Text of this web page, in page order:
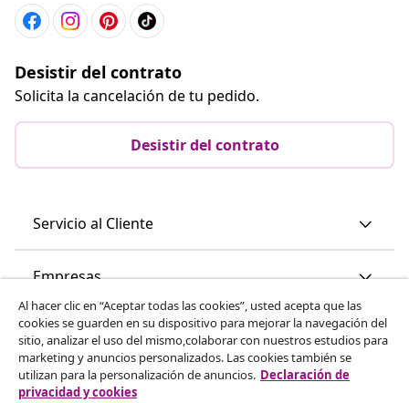
Desistir del contrato
Solicita la cancelación de tu pedido.
Desistir del contrato
Servicio al Cliente
Empresas
vidaXL
Descubre mas
Al hacer clic en “Aceptar todas las cookies”, usted acepta que las
cookies se guarden en su dispositivo para mejorar la navegación del
sitio, analizar el uso del mismo,colaborar con nuestros estudios para
marketing y anuncios personalizados. Las cookies también se
utilizan para la personalización de anuncios. Declaración de
privacidad y cookies